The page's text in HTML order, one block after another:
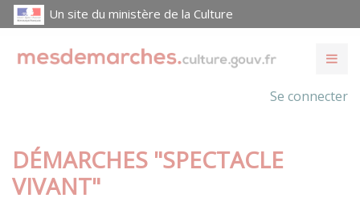
Un site du ministère de la Culture
Se connecter
DÉMARCHES "SPECTACLE
VIVANT"